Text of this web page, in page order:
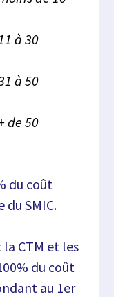
à 30
à 50
de 50
du coût
du SMIC.
CTM et les
du coût
au 1er